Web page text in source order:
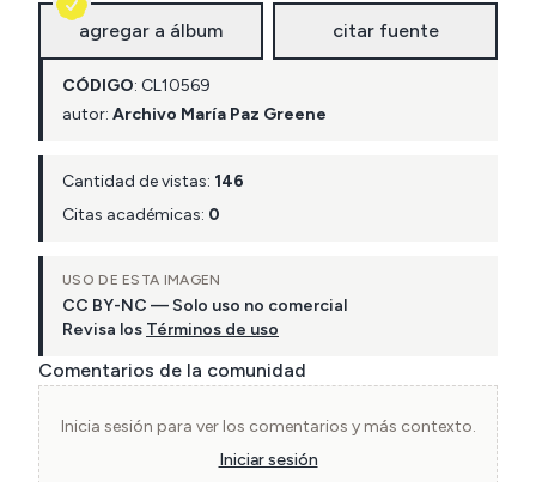
agregar a álbum citar fuente
CÓDIGO: CL10569
autor: Archivo María Paz Greene
Cantidad de vistas: 146
Citas académicas: 0
USO DE ESTA IMAGEN
CC BY-NC — Solo uso no comercial
Revisa los Términos de uso
Comentarios de la comunidad
Inicia sesión para ver los comentarios y más contexto.
Iniciar sesión